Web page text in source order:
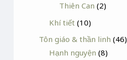
Thiên Can (2)
Khí tiết (10)
Tôn giáo & thần linh (46)
Hạnh nguyện (8)